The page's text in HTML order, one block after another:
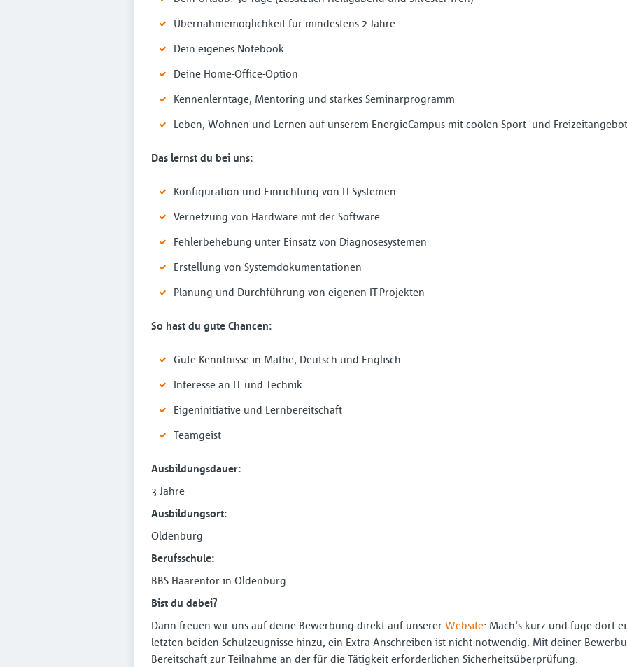
Übernahmemöglichkeit für mindestens 2 Jahre
Dein eigenes Notebook
Deine Home-Office-Option
Kennenlerntage, Mentoring und starkes Seminarprogramm
Leben, Wohnen und Lernen auf unserem EnergieCampus mit coolen Sport- und
Das lernst du bei uns:
Konfiguration und Einrichtung von IT-Systemen
Vernetzung von Hardware mit der Software
Fehlerbehebung unter Einsatz von Diagnosesystemen
Erstellung von Systemdokumentationen
Planung und Durchführung von eigenen IT-Projekten
So hast du gute Chancen:
Gute Kenntnisse in Mathe, Deutsch und Englisch
Interesse an IT und Technik
Eigeninitiative und Lernbereitschaft
Teamgeist
Ausbildungsdauer:
3 Jahre
Ausbildungsort:
Oldenburg
Berufsschule:
BBS Haarentor in Oldenburg
Bist du dabei?
Dann freuen wir uns auf deine Bewerbung direkt auf unserer Website: Mach‘s kurz und füge dort
letzten beiden Schulzeugnisse hinzu, ein Extra-Anschreiben ist nicht notwendig. Mit deiner
Bereitschaft zur Teilnahme an der für die Tätigkeit erforderlichen Sicherheitsüberprüfung.